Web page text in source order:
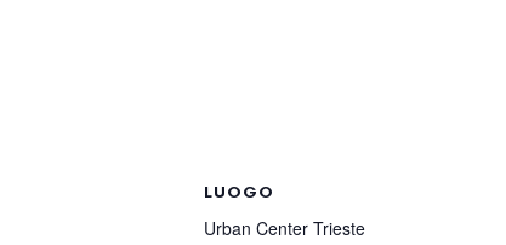
LUOGO
Urban Center Trieste